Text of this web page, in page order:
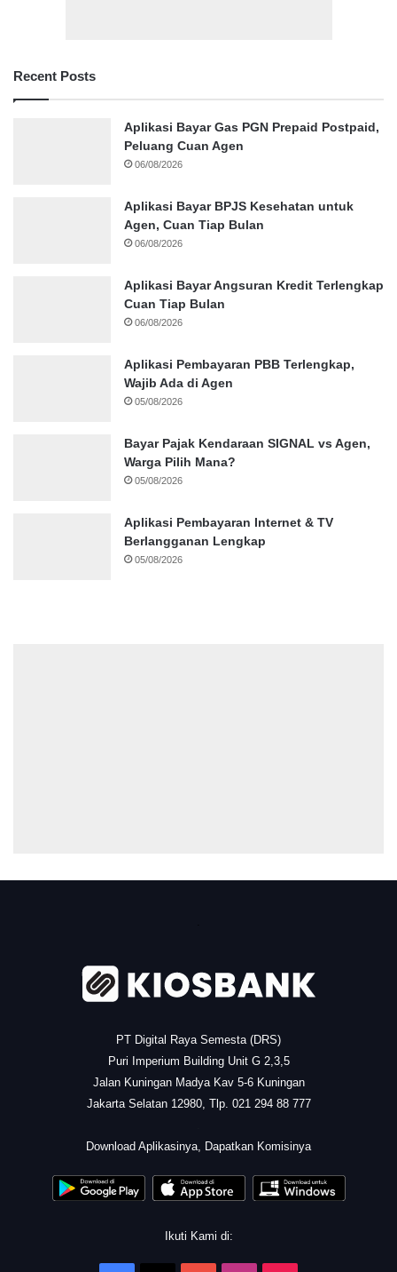
Recent Posts
Aplikasi Bayar Gas PGN Prepaid Postpaid,
Peluang Cuan Agen
06/08/2026
Aplikasi Bayar BPJS Kesehatan untuk
Agen, Cuan Tiap Bulan
06/08/2026
Aplikasi Bayar Angsuran Kredit Terlengkap
Cuan Tiap Bulan
06/08/2026
Aplikasi Pembayaran PBB Terlengkap,
Wajib Ada di Agen
05/08/2026
Bayar Pajak Kendaraan SIGNAL vs Agen,
Warga Pilih Mana?
05/08/2026
Aplikasi Pembayaran Internet & TV
Berlangganan Lengkap
05/08/2026
PT Digital Raya Semesta (DRS)
Puri Imperium Building Unit G 2,3,5
Jalan Kuningan Madya Kav 5-6 Kuningan
Jakarta Selatan 12980, Tlp. 021 294 88 777
Download Aplikasinya, Dapatkan Komisinya
Ikuti Kami di: